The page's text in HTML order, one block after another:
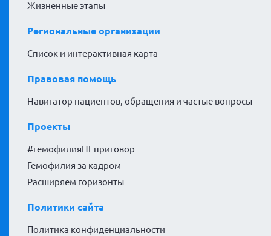
Жизненные этапы
Региональные организации
Список и интерактивная карта
Правовая помощь
Навигатор пациентов, обращения и частые вопросы
Проекты
#гемофилияНЕприговор
Гемофилия за кадром
Расширяем горизонты
Политики сайта
Политика конфиденциальности